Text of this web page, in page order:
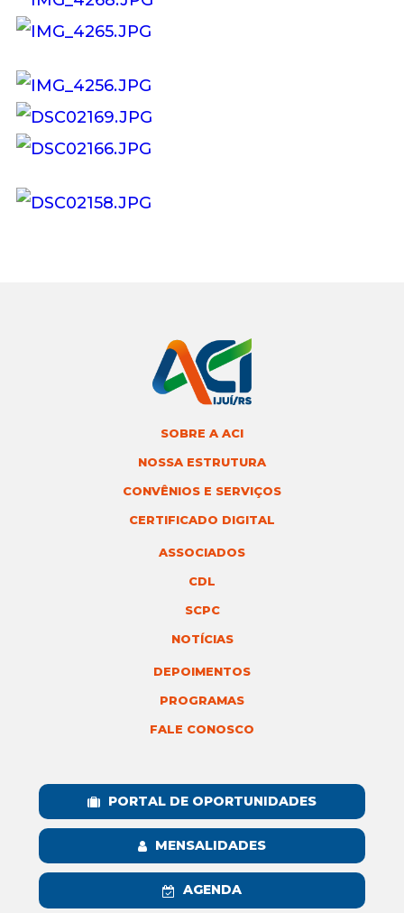
SOBRE A ACI
NOSSA ESTRUTURA
CONVÊNIOS E SERVIÇOS
CERTIFICADO DIGITAL
ASSOCIADOS
CDL
SCPC
NOTÍCIAS
DEPOIMENTOS
PROGRAMAS
FALE CONOSCO
PORTAL DE OPORTUNIDADES
MENSALIDADES
AGENDA